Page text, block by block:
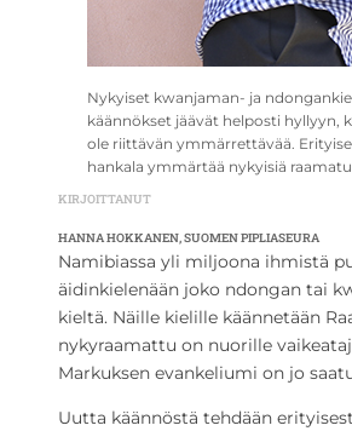
Nykyiset kwanjaman- ja
käännökset jäävät helposti hyllyyn,
ole riittävän ymmärrettävää.
hankala ymmärtää nykyisiä
KIRJOITTANUT
HANNA HOKKANEN, SUOMEN PIPLIASEURA
Namibiassa yli miljoona ihmistä
äidinkielenään joko ndongan tai
kieltä. Näille kielille käännetään
nykyraamattu on nuorille
Markuksen evankeliumi on jo
Uutta käännöstä tehdään